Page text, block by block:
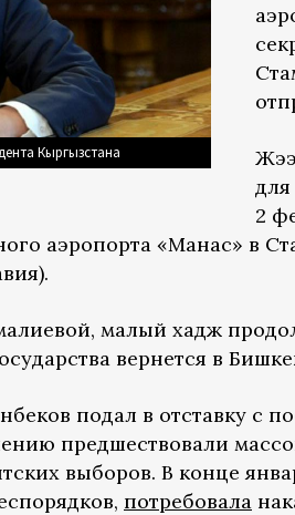
Кыргызстана
2
аэропорта «Манас» в
малый хадж
вернется в
подал в отставку с
предшествовали
выборов. В конце
потребовала